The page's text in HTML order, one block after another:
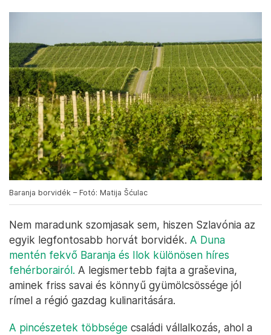
Baranja borvidék – Fotó: Matija Šćulac
Nem maradunk szomjasak sem, hiszen Szlavónia az
egyik legfontosabb horvát borvidék. A Duna
mentén fekvő Baranja és Ilok különösen híres
fehérborairól. A legismertebb fajta a graševina,
aminek friss savai és könnyű gyümölcsössége jól
rímel a régió gazdag kulinaritására.
A pincészetek többsége családi vállalkozás, ahol a